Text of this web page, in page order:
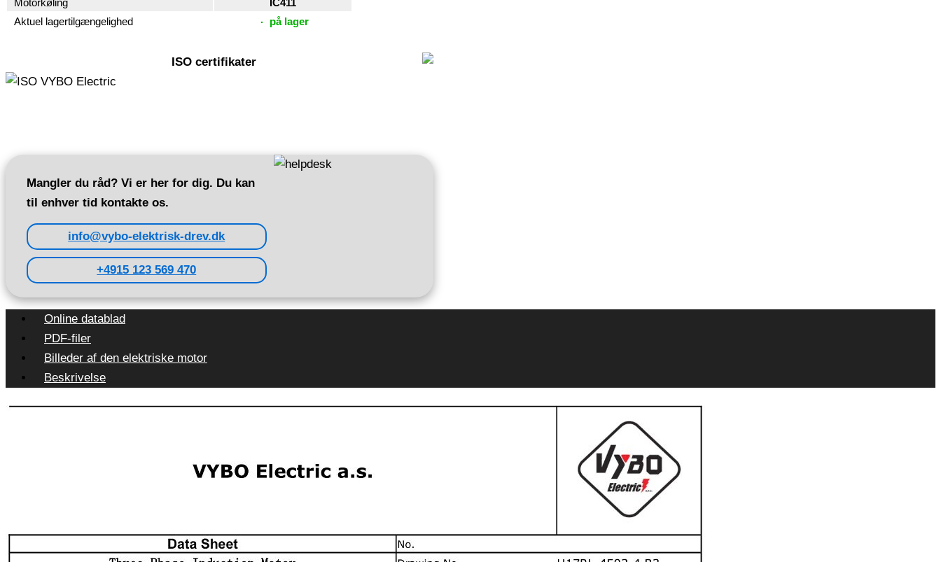
Motorkøling
IC411
Aktuel lagertilgængelighed
på lager
ISO certifikater
Mangler du råd? Vi er her for dig. Du kan
til enhver tid kontakte os.
info@vybo-elektrisk-drev.dk
+4915 123 569 470
Online datablad
PDF-filer
Billeder af den elektriske motor
Beskrivelse